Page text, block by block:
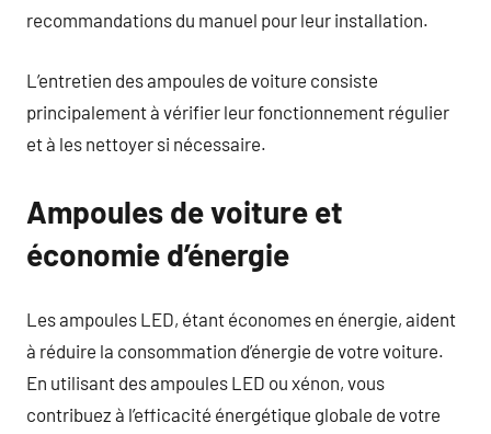
recommandations du manuel pour leur installation.
L’entretien des ampoules de voiture consiste
principalement à vérifier leur fonctionnement régulier
et à les nettoyer si nécessaire.
Ampoules de voiture et
économie d’énergie
Les ampoules LED, étant économes en énergie, aident
à réduire la consommation d’énergie de votre voiture.
En utilisant des ampoules LED ou xénon, vous
contribuez à l’efficacité énergétique globale de votre